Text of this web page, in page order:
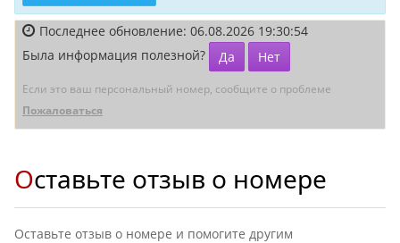
Последнее обновление: 06.08.2026 19:30:54
Была информация полезной?
Да Нет
Если это ваш персональный номер, сообщите о проблеме
Пожаловаться
Оставьте отзыв о номере
Оставьте отзыв о номере и помогите другим